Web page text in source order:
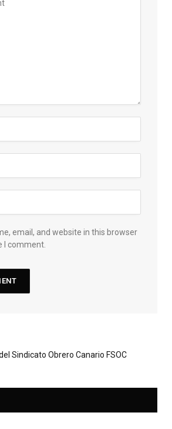
email, and website in this browser
I comment.